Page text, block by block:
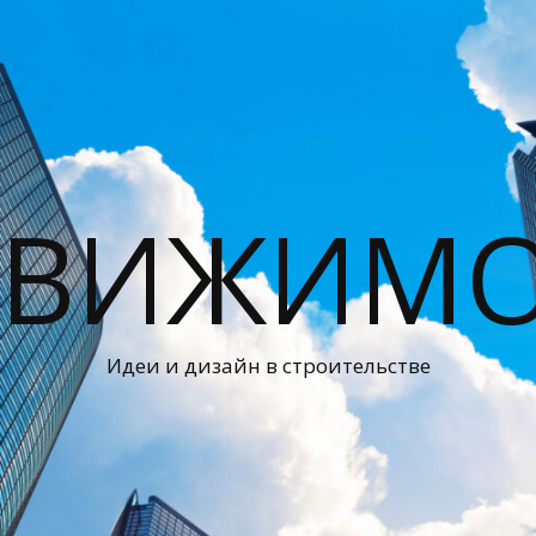
Идеи и дизайн в строительстве